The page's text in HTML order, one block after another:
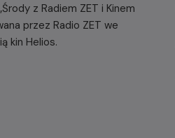
z Radiem ZET i Kinem
przez Radio ZET we
kin Helios.